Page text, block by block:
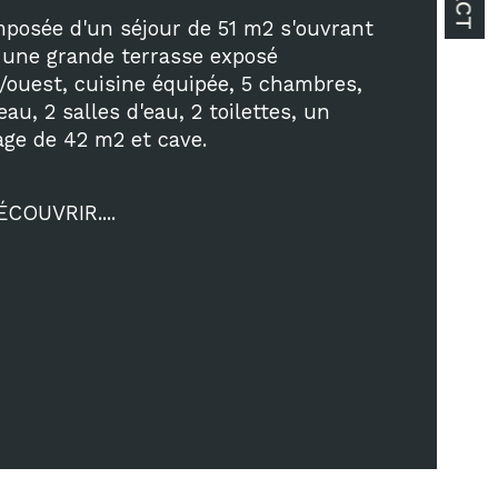
de niveaux
d'un séjour de 51 m2 s'ouvrant
grande terrasse exposé
ouest, cuisine équipée, 5 chambres,
2 salles d'eau, 2 toilettes, un
de 42 m2 et cave.